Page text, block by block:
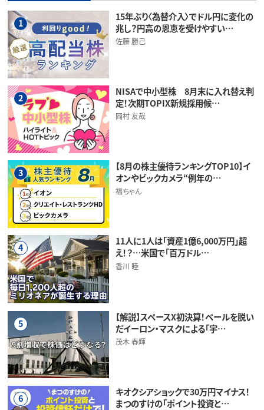
1
15年ぶり〈為替介入〉でドル円に変化の
兆し？円高の恩恵を受けやすい…
佐藤 勝己
2
NISAで中小型株 8月末に入れ替え判
定！次期TOPIX新規採用候…
岡村 友哉
3
【8月の株主優待ランキングTOP10】イ
オンやビックカメラ“例年の…
福ちゃん
4
11人に1人は「資産1億6,000万円」超
え！？…米国で「百万ドル…
香川 睦
5
【解説】スペースX初決算！ベールを脱い
だイーロン・マスクによる「宇…
茂木 春輝
6
キオクシアショックで30万円マイナス！
まつのすけの「ポイント投資と…